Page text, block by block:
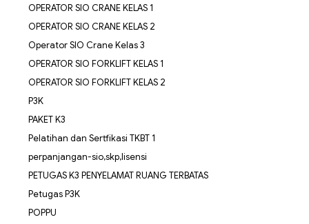
OPERATOR SIO CRANE KELAS 1
OPERATOR SIO CRANE KELAS 2
Operator SIO Crane Kelas 3
OPERATOR SIO FORKLIFT KELAS 1
OPERATOR SIO FORKLIFT KELAS 2
P3K
PAKET K3
Pelatihan dan Sertfikasi TKBT 1
perpanjangan-sio,skp,lisensi
PETUGAS K3 PENYELAMAT RUANG TERBATAS
Petugas P3K
POPPU